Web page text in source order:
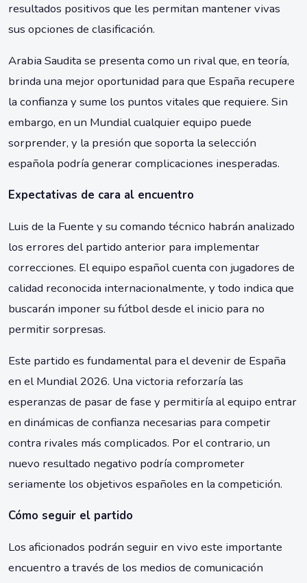
resultados positivos que les permitan mantener vivas
sus opciones de clasificación.
Arabia Saudita se presenta como un rival que, en teoría,
brinda una mejor oportunidad para que España recupere
la confianza y sume los puntos vitales que requiere. Sin
embargo, en un Mundial cualquier equipo puede
sorprender, y la presión que soporta la selección
española podría generar complicaciones inesperadas.
Expectativas de cara al encuentro
Luis de la Fuente y su comando técnico habrán analizado
los errores del partido anterior para implementar
correcciones. El equipo español cuenta con jugadores de
calidad reconocida internacionalmente, y todo indica que
buscarán imponer su fútbol desde el inicio para no
permitir sorpresas.
Este partido es fundamental para el devenir de España
en el Mundial 2026. Una victoria reforzaría las
esperanzas de pasar de fase y permitiría al equipo entrar
en dinámicas de confianza necesarias para competir
contra rivales más complicados. Por el contrario, un
nuevo resultado negativo podría comprometer
seriamente los objetivos españoles en la competición.
Cómo seguir el partido
Los aficionados podrán seguir en vivo este importante
encuentro a través de los medios de comunicación